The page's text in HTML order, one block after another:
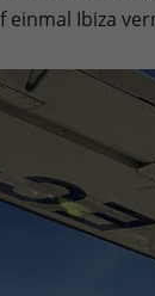
einmal Ibiza